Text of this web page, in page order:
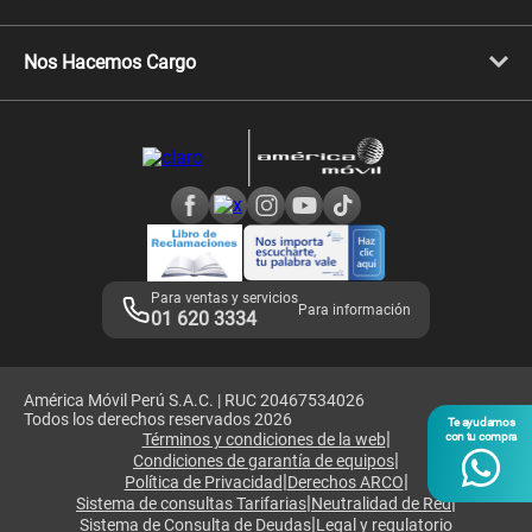
Te ayudamos
con tu compra
Celulares Motorola
Llamada por llamada
Comprobantes electrónicos
Consulta de IMEI
Nos Hacemos Cargo
Consulta de reclamos
Adquirientes iPhone 6, 6S y SE
Mensaje de Seguridad
Términos y Condiciones de Tienda Claro
Libro de Reclamaciones
Legales de marketplace
Para ventas y servicios
01 620 3334 Para información
América Móvil Perú S.A.C. | RUC 20467534026
Todos los derechos reservados 2026
Términos y condiciones de la web|
Condiciones de garantía de equipos|
Política de Privacidad|Derechos ARCO|
Sistema de consultas Tarifarias|Neutralidad de Red|
Sistema de Consulta de Deudas|Legal y regulatorio